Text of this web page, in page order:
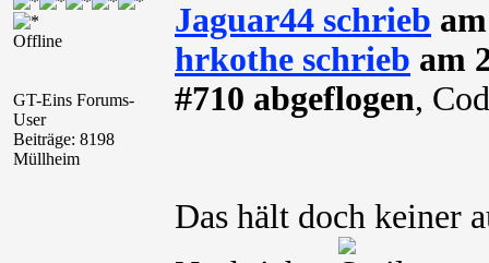
Offline
GT-Eins Forums-
User
Beiträge: 8198
Müllheim
Jaguar44 schrieb
hrkothe schrieb am
#710 abgeflogen,
Das hält doch keiner